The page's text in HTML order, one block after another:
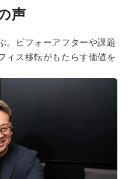
声
ビフォーアフターや課題
ィス移転がもたらす価値を